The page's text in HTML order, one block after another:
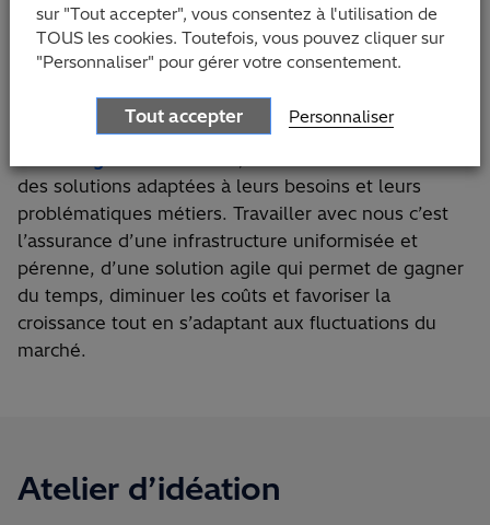
la distribution, de la mode, des services
professionnels ou encore du secteur public dans
leurs projets de transformation numérique, le
déploiement de solutions ERP et CRM, la data
science et l’analyse des données. À l’aide des
des solutions adaptées à leurs besoins et leurs
problématiques métiers. Travailler avec nous c’est
l’assurance d’une infrastructure uniformisée et
pérenne, d’une solution agile qui permet de gagner
du temps, diminuer les coûts et favoriser la
croissance tout en s’adaptant aux fluctuations du
marché.
Atelier d’idéation
sur "Tout accepter", vous consentez à l'utilisation de
TOUS les cookies. Toutefois, vous pouvez cliquer sur
"Personnaliser" pour gérer votre consentement.
Tout accepter Personnaliser